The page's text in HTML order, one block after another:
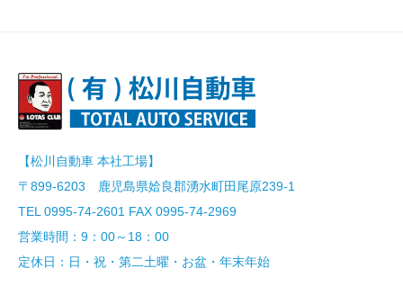
【松川自動車 本社工場】
〒899-6203 鹿児島県姶良郡湧水町田尾原239-1
TEL 0995-74-2601 FAX 0995-74-2969
営業時間：9：00～18：00
定休日：日・祝・第二土曜・お盆・年末年始